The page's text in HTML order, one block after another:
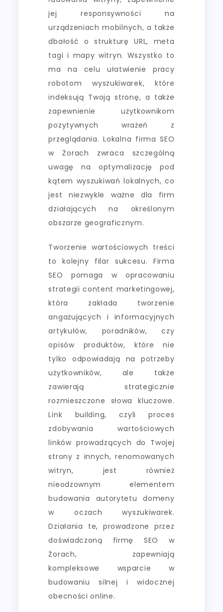
jej responsywności na
urządzeniach mobilnych, a także
dbałość o strukturę URL, meta
tagi i mapy witryn. Wszystko to
ma na celu ułatwienie pracy
robotom wyszukiwarek, które
indeksują Twoją stronę, a także
zapewnienie użytkownikom
pozytywnych wrażeń z
przeglądania. Lokalna firma SEO
w Żorach zwraca szczególną
uwagę na optymalizację pod
kątem wyszukiwań lokalnych, co
jest niezwykle ważne dla firm
działających na określonym
obszarze geograficznym.
Tworzenie wartościowych treści
to kolejny filar sukcesu. Firma
SEO pomaga w opracowaniu
strategii content marketingowej,
która zakłada tworzenie
angażujących i informacyjnych
artykułów, poradników, czy
opisów produktów, które nie
tylko odpowiadają na potrzeby
użytkowników, ale także
zawierają strategicznie
rozmieszczone słowa kluczowe.
Link building, czyli proces
zdobywania wartościowych
linków prowadzących do Twojej
strony z innych, renomowanych
witryn, jest również
nieodzownym elementem
budowania autorytetu domeny
w oczach wyszukiwarek.
Działania te, prowadzone przez
doświadczoną firmę SEO w
Żorach, zapewniają
kompleksowe wsparcie w
budowaniu silnej i widocznej
obecności online.